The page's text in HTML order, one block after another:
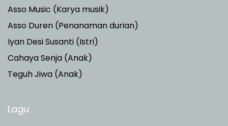
Asso Music (Karya musik)
Asso Duren (Penanaman durian)
Iyan Desi Susanti (Istri)
Cahaya Senja (Anak)
Teguh Jiwa (Anak)
Lagu